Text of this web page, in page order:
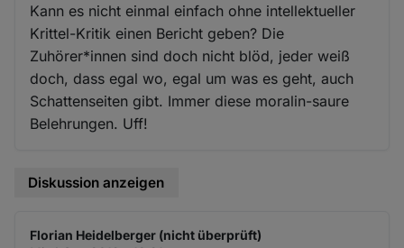
Kann es nicht einmal einfach ohne intellektueller
Krittel-Kritik einen Bericht geben? Die
Zuhörer*innen sind doch nicht blöd, jeder weiß
doch, dass egal wo, egal um was es geht, auch
Schattenseiten gibt. Immer diese moralin-saure
Belehrungen. Uff!
Diskussion anzeigen
Florian Heidelberger (nicht überprüft)